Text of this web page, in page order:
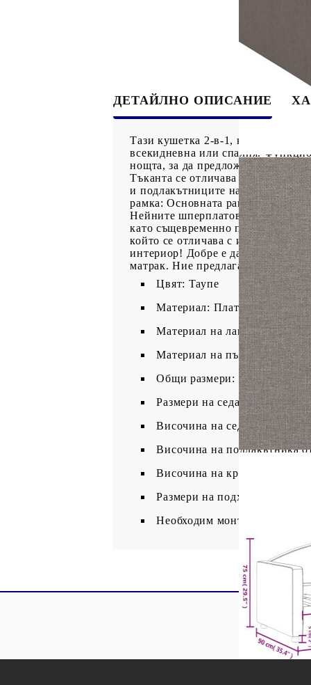
ДЕТАЙЛНО ОПИСАНИЕ
Тази кушетка 2-в-1, която служи
всекидневна или спалня.
нощта, за да предложи бързо
Тъканта се отличава със семпъл
и подлакътниците на леглото за
рамка: Основната рамка на
Нейните шперплатови ламели
като същевременно подобряват
който се отличава с изчистени
интериор! Добре е да се
матрак. Ние предлагаме
Цвят: Таупе
Материал: Плат (100%
Материал на ламела:
Материал на пълнежа: Пяна
Общи размери: 223 x 90 x
Размери на седалката: 80 x
Височина на седалката от
Височина на подлакътника
Височина на краката: 5 см
Размери на подходящ
Необходим монтаж: Да